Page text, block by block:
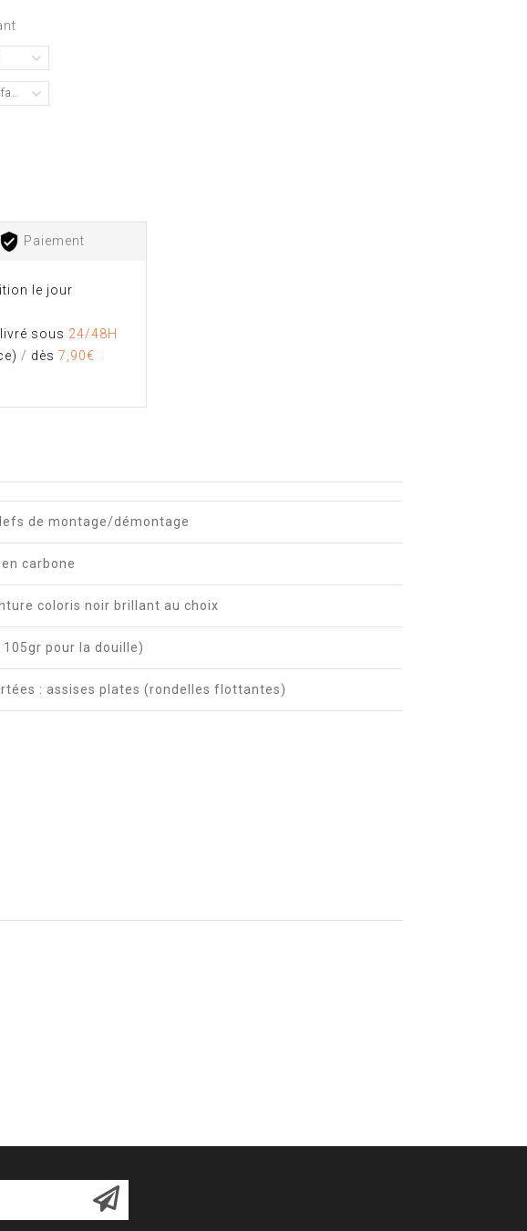
Paiement
le jour
livré sous 24/48H
/ dès 7,90€
de montage/démontage
carbone
coloris noir brillant au choix
pour la douille)
: assises plates (rondelles flottantes)